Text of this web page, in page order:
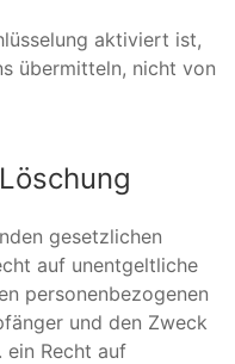
aktiviert ist,
übermitteln, nicht von
gesetzlichen
auf unentgeltliche
personenbezogenen
und den Zweck
ein Recht auf